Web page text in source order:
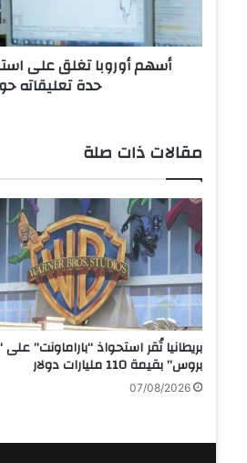
ب
ع
ل
ى
س
ت
ق
ر
ر
م
ع
ت
ي
أسهم أوروبا تغلق على
حدة تعليقاته
مقالات ذات صلة
بريطانيا تُقر استحواذ “باراماونت” على
بروس” بقيمة 110 مليارات دولار
07/08/2026